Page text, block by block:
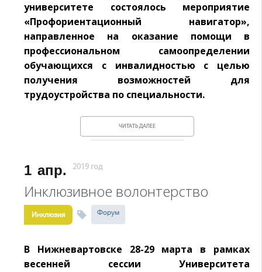
университете состоялось мероприятие
«Профориентационный навигатор»,
направленное на оказание помощи в
профессиональном самоопределении
обучающихся с инвалидностью с целью
получения возможностей для
трудоустройства по специальности.
ЧИТАТЬ ДАЛЕЕ
1 апр. 2019 год
Инклюзивное волонтерство
Инклюзия Форум
В Нижневартовске 28-29 марта в рамках
весенней сессии Университета